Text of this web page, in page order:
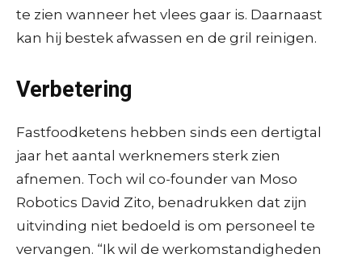
te zien wanneer het vlees gaar is. Daarnaast
kan hij bestek afwassen en de gril reinigen.
Verbetering
Fastfoodketens hebben sinds een dertigtal
jaar het aantal werknemers sterk zien
afnemen. Toch wil co-founder van Moso
Robotics David Zito, benadrukken dat zijn
uitvinding niet bedoeld is om personeel te
vervangen. “Ik wil de werkomstandigheden